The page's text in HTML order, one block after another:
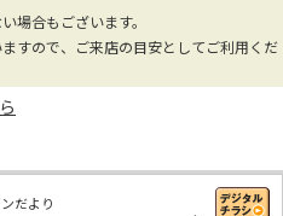
場合もございます。
すので、ご来店の目安としてご利用くだ
だより